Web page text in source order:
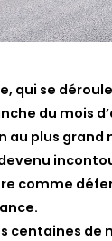
qui se
du mois
au plus grand
comme
centaines de